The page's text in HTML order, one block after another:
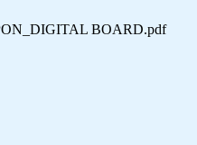
BOARD.pdf